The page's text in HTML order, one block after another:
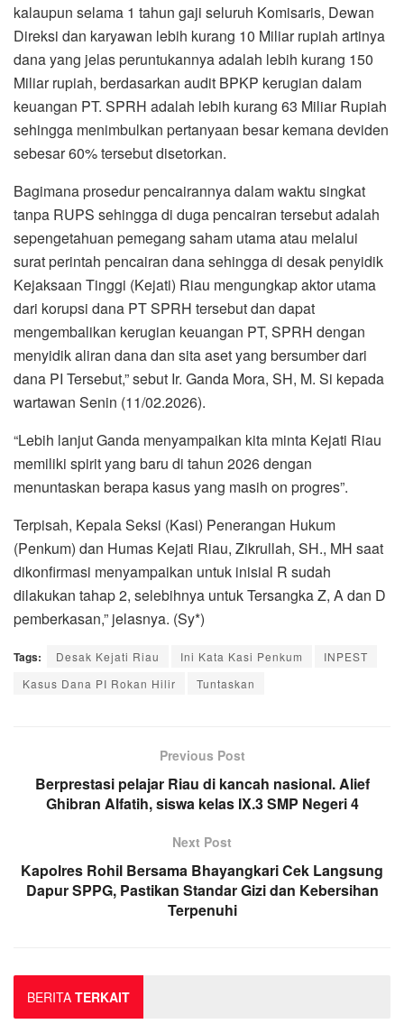
kalaupun selama 1 tahun gaji seluruh Komisaris, Dewan
Direksi dan karyawan lebih kurang 10 Miliar rupiah artinya
dana yang jelas peruntukannya adalah lebih kurang 150
Miliar rupiah, berdasarkan audit BPKP kerugian dalam
keuangan PT. SPRH adalah lebih kurang 63 Miliar Rupiah
sehingga menimbulkan pertanyaan besar kemana deviden
sebesar 60% tersebut disetorkan.
Bagimana prosedur pencairannya dalam waktu singkat
tanpa RUPS sehingga di duga pencairan tersebut adalah
sepengetahuan pemegang saham utama atau melalui
surat perintah pencairan dana sehingga di desak penyidik
Kejaksaan Tinggi (Kejati) Riau mengungkap aktor utama
dari korupsi dana PT SPRH tersebut dan dapat
mengembalikan kerugian keuangan PT, SPRH dengan
menyidik aliran dana dan sita aset yang bersumber dari
dana PI Tersebut,” sebut Ir. Ganda Mora, SH, M. Si kepada
wartawan Senin (11/02.2026).
“Lebih lanjut Ganda menyampaikan kita minta Kejati Riau
memiliki spirit yang baru di tahun 2026 dengan
menuntaskan berapa kasus yang masih on progres”.
Terpisah, Kepala Seksi (Kasi) Penerangan Hukum
(Penkum) dan Humas Kejati Riau, Zikrullah, SH., MH saat
dikonfirmasi menyampaikan untuk inisial R sudah
dilakukan tahap 2, selebihnya untuk Tersangka Z, A dan D
pemberkasan,” jelasnya. (Sy*)
Tags: Desak Kejati Riau Ini Kata Kasi Penkum
INPEST
Kasus Dana PI Rokan Hilir
Tuntaskan
Previous Post
Berprestasi pelajar Riau di kancah nasional. Alief
Ghibran Alfatih, siswa kelas IX.3 SMP Negeri 4
Next Post
Kapolres Rohil Bersama Bhayangkari Cek Langsung
Dapur SPPG, Pastikan Standar Gizi dan Kebersihan
Terpenuhi
BERITA TERKAIT